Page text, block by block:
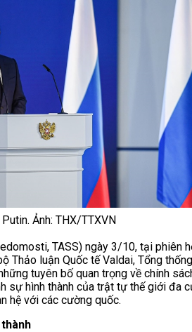
Ảnh: THX/TTXVN
TASS) ngày 3/10, tại phiên
Thảo luận Quốc tế Valdai, Tổng
tuyên bố quan trọng về chính
sự hình thành của trật tự thế giới đa
hệ với các cường quốc.